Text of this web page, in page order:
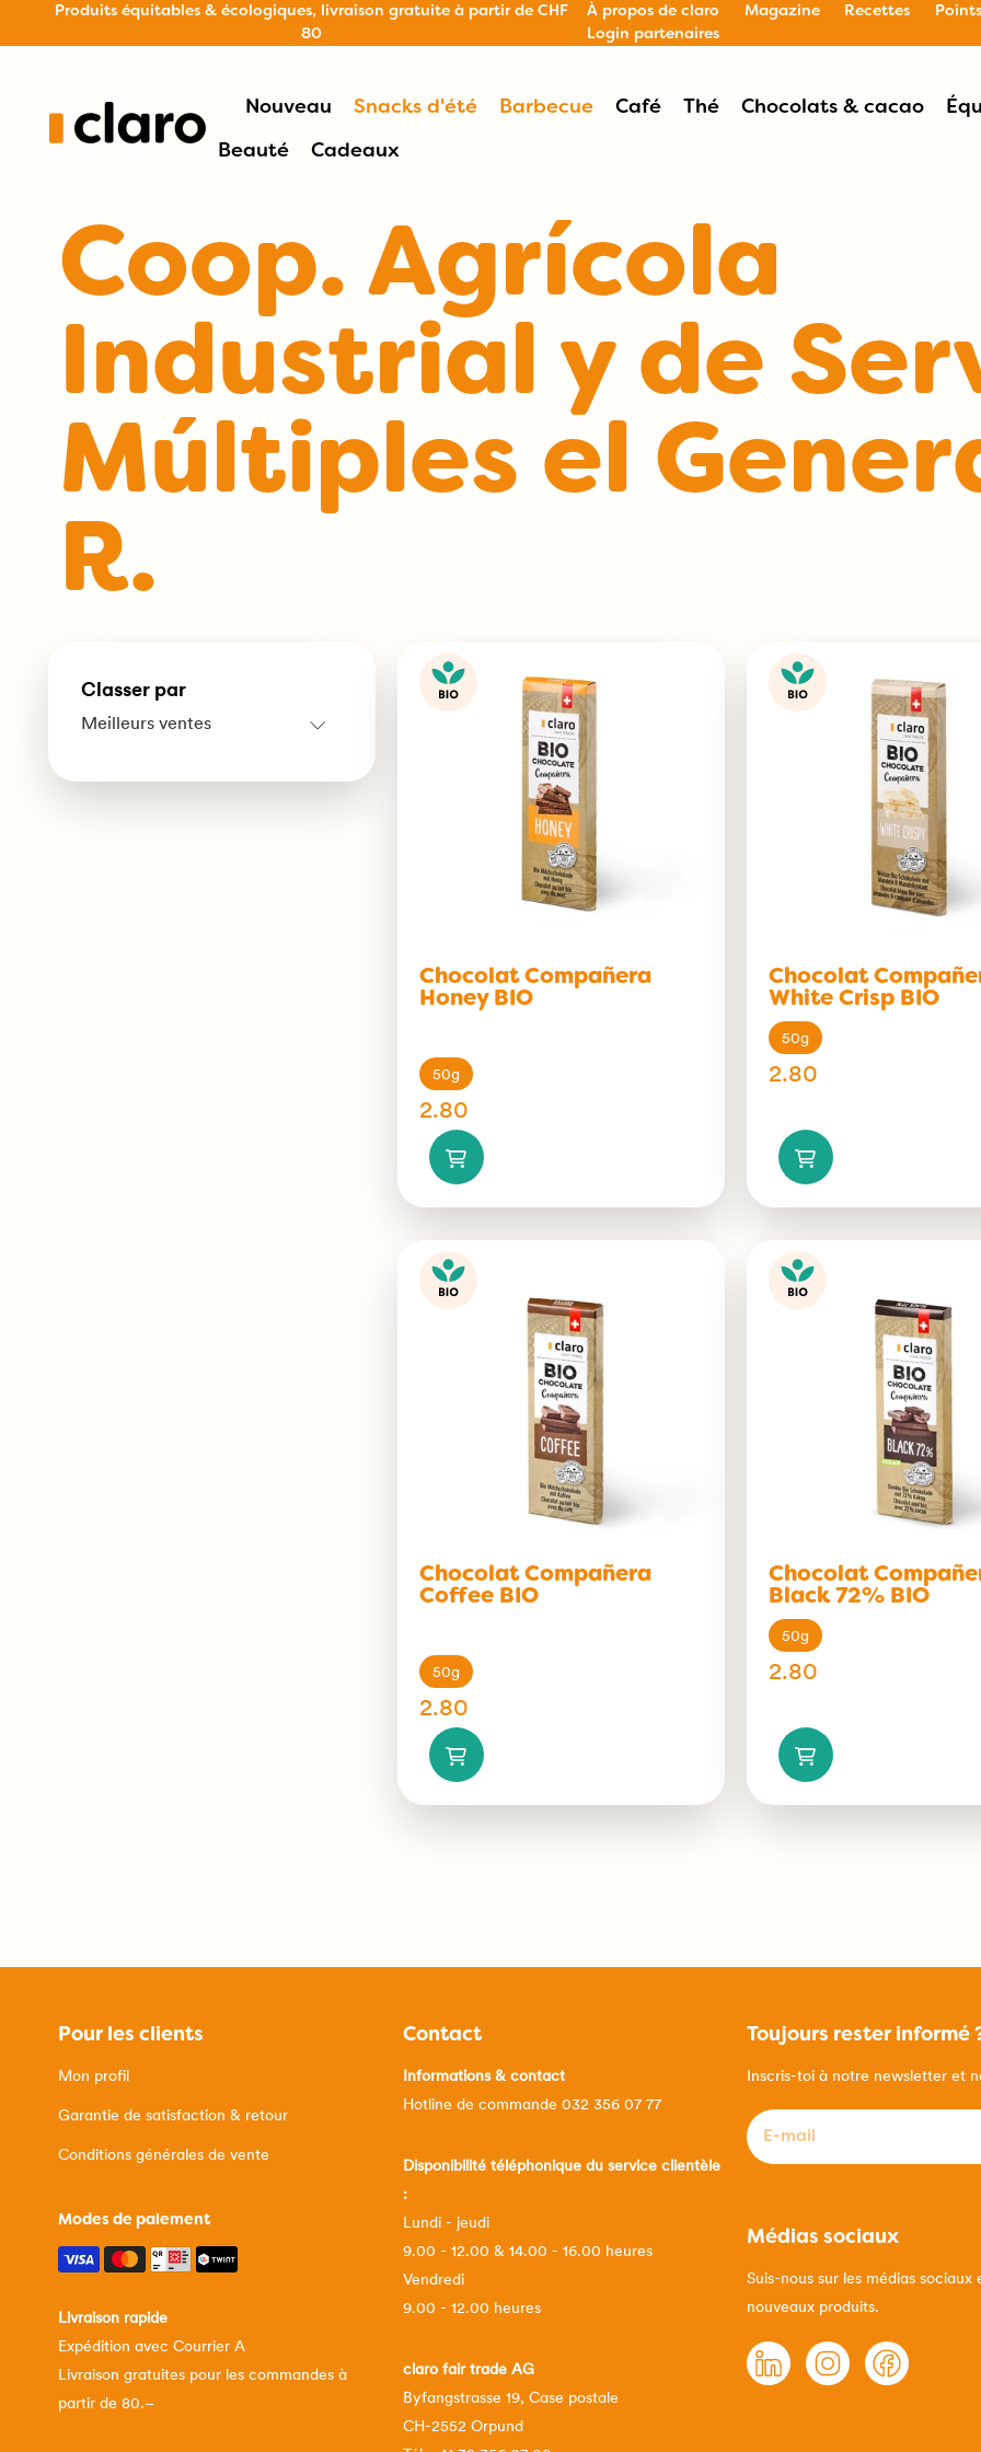
Produits équitables & écologiques, livraison gratuite à partir de CHF
80
À propos de claro Magazine Recettes
Login partenaires
Nouveau Snacks d'été Barbecue Café Thé Chocolats & cacao
Beauté Cadeaux
Coop. Agrícola
Industrial y de
Múltiples el
R.
Classer par
Chocolat Compañera
Honey BIO
50g
2.80
Chocolat
White Crisp BIO
50g
2.80
Chocolat Compañera
Coffee BIO
50g
2.80
Chocolat
Black 72% BIO
50g
2.80
Pour les clients
Mon profil
Garantie de satisfaction & retour
Conditions générales de vente
Modes de paiement
Livraison rapide
Expédition avec Courrier A
Livraison gratuites pour les commandes à
partir de 80.–
Contact
Informations & contact
Hotline de commande 032 356 07 77
Disponibilité téléphonique du service clientèle
:
Lundi - jeudi
9.00 - 12.00 & 14.00 - 16.00 heures
Vendredi
9.00 - 12.00 heures
claro fair trade AG
Byfangstrasse 19, Case postale
CH-2552 Orpund
Toujours rester informé
Inscris-toi à notre newsletter et
E-mail
Médias sociaux
Suis-nous sur les médias
nouveaux produits.